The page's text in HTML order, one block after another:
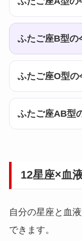
ふたご座B型の
ふたご座O型の
ふたご座AB型
12星座×血
自分の星座と血
できます。